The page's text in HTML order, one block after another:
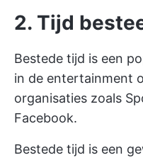
2. Tijd
Bestede tijd is een
in de entertainment
organisaties zoals
Facebook.
Bestede tijd is een